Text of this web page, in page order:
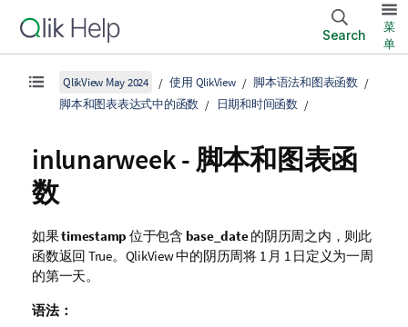
Search
菜
单
QlikView May 2024 使用 QlikView
脚本语法和图表函数
脚本和图表表达式中的函数
日期和时间函数
inlunarweek - 脚本和图表函
数
如果timestamp 位于包含 base_date的阴历周之内，则此
函数返回 True。 QlikView中的阴历周将 1 月 1 日定义为一周
的第一天。
语法：